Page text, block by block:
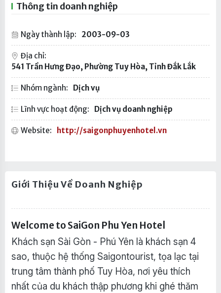
Thông tin doanh nghiệp
Ngày thành lập: 2003-09-03
Địa chỉ:
541 Trần Hưng Đạo, Phường Tuy Hòa, Tỉnh Đắk Lắk
Nhóm ngành: Dịch vụ
Lĩnh vực hoạt động: Dịch vụ doanh nghiệp
Website: http://saigonphuyenhotel.vn
Giới Thiệu Về Doanh Nghiệp
Welcome to SaiGon Phu Yen Hotel
Khách sạn Sài Gòn - Phú Yên là khách sạn 4
sao, thuộc hệ thống Saigontourist, tọa lạc tại
trung tâm thành phố Tuy Hòa, nơi yêu thích
nhất của du khách thập phương khi ghé thăm